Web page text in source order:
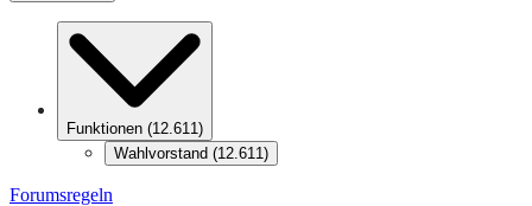
Funktionen (12.611)
Wahlvorstand (12.611)
Forumsregeln